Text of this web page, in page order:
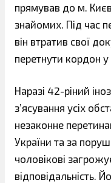
прямував до м.
знайомих. Під час
він втратив свої
перетнути кордон у
Наразі 42-ріний
з’ясування усіх
незаконне
України та за
чоловікові
відповідальність.